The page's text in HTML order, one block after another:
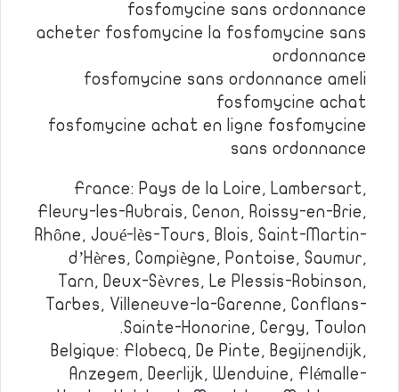
fosfomycine sans ordonnance
acheter fosfomycine la fosfomycine sans
ordonnance
fosfomycine sans ordonnance ameli
fosfomycine achat
fosfomycine achat en ligne fosfomycine
sans ordonnance
France: Pays de la Loire, Lambersart,
Fleury-les-Aubrais, Cenon, Roissy-en-Brie,
Rhône, Joué-lès-Tours, Blois, Saint-Martin-
d’Hères, Compiègne, Pontoise, Saumur,
Tarn, Deux-Sèvres, Le Plessis-Robinson,
Tarbes, Villeneuve-la-Garenne, Conflans-
Sainte-Honorine, Cergy, Toulon.
Belgique: Flobecq, De Pinte, Begijnendijk,
Anzegem, Deerlijk, Wenduine, Flémalle-